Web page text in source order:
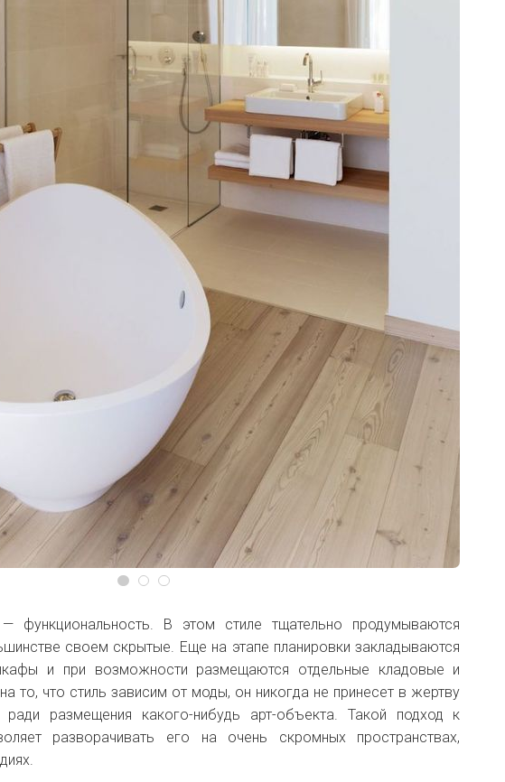
функциональность. В этом стиле тщательно продумываются
своем скрытые. Еще на этапе планировки закладываются
и при возможности размещаются отдельные кладовые и
то, что стиль зависим от моды, он никогда не принесет в жертву
размещения какого-нибудь арт-объекта. Такой подход к
разворачивать его на очень скромных пространствах,